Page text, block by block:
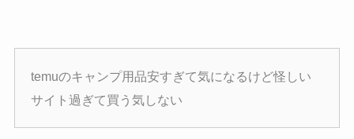
temuのキャンプ用品安すぎて気になるけど怪しい
サイト過ぎて買う気しない